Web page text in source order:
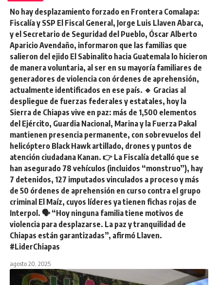
No hay desplazamiento forzado en Frontera Comalapa:
Fiscalía y SSP El Fiscal General, Jorge Luis Llaven Abarca,
y el Secretario de Seguridad del Pueblo, Óscar Alberto
Aparicio Avendaño, informaron que las familias que
salieron del ejido El Sabinalito hacia Guatemala lo hicieron
de manera voluntaria, al ser en su mayoría familiares de
generadores de violencia con órdenes de aprehensión,
actualmente identificados en ese país. 🔹 Gracias al
despliegue de fuerzas federales y estatales, hoy la
Sierra de Chiapas vive en paz: más de 1,500 elementos
del Ejército, Guardia Nacional, Marina y la Fuerza Pakal
mantienen presencia permanente, con sobrevuelos del
helicóptero Black Hawk artillado, drones y puntos de
atención ciudadana Kanan. 👉 La Fiscalía detalló que se
han asegurado 78 vehículos (incluidos “monstruo”), hay
7 detenidos, 127 imputados vinculados a proceso y más
de 50 órdenes de aprehensión en curso contra el grupo
criminal El Maíz, cuyos líderes ya tienen fichas rojas de
Interpol. 🗣️ “Hoy ninguna familia tiene motivos de
violencia para desplazarse. La paz y tranquilidad de
Chiapas están garantizadas”, afirmó Llaven.
#LiderChiapas
agosto 20, 2025